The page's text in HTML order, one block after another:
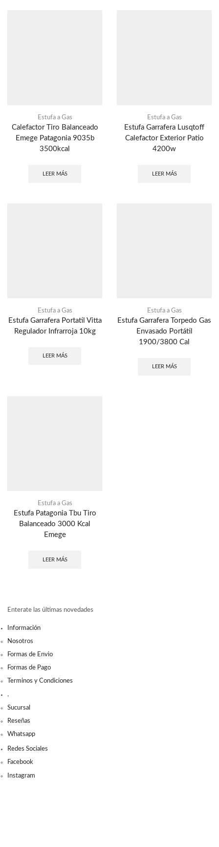
Estufa a Gas
Calefactor Tiro Balanceado
Emege Patagonia 9035b
3500kcal
LEER MÁS
Estufa a Gas
Estufa Garrafera Lusqtoff
Calefactor Exterior Patio
4200w
LEER MÁS
Estufa a Gas
Estufa Garrafera Portatil Vitta
Regulador Infrarroja 10kg
LEER MÁS
Estufa a Gas
Estufa Garrafera Torpedo Gas
Envasado Portátil
1900/3800 Cal
LEER MÁS
Estufa a Gas
Estufa Patagonia Tbu Tiro
Balanceado 3000 Kcal
Emege
LEER MÁS
Enterate las últimas novedades
Información
Nosotros
Formas de Envio
Formas de Pago
Terminos y Condiciones
.
Sucursal
Reseñas
Whatsapp
Redes Sociales
Facebook
Instagram